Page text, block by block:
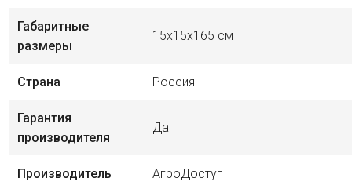
Габаритные
размеры
15х15х165 см
Страна Россия
Гарантия
производителя
Да
Производитель АгроДоступ